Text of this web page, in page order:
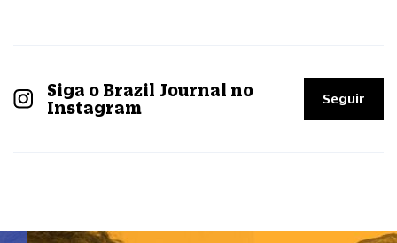
Siga o Brazil Journal no
Instagram
Seguir